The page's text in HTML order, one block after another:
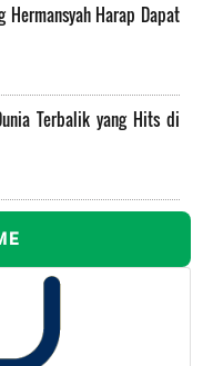
Hermansyah Harap Dapat
Terbalik yang Hits di